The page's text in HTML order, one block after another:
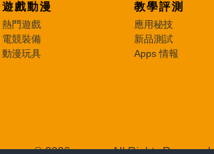
遊戲動漫
熱門遊戲
電競裝備
動漫玩具
教學評測
應用秘技
新品測試
Apps 情報